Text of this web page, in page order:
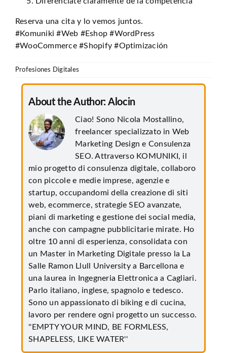
Reserva una cita y lo vemos juntos.
#Komuniki #Web #Eshop #WordPress
#WooCommerce #Shopify #Optimización
Profesiones Digitales
About the Author: Alocin
Ciao! Sono Nicola Mostallino,
freelancer specializzato in Web
Marketing Design e Consulenza
SEO. Attraverso KOMUNIKI, il
mio progetto di consulenza digitale, collaboro
con piccole e medie imprese, agenzie e
startup, occupandomi della creazione di siti
web, ecommerce, strategie SEO avanzate,
piani di marketing e gestione dei social media,
anche con campagne pubblicitarie mirate. Ho
oltre 10 anni di esperienza, consolidata con
un Master in Marketing Digitale presso la La
Salle Ramon Llull University a Barcellona e
una laurea in Ingegneria Elettronica a Cagliari.
Parlo italiano, inglese, spagnolo e tedesco.
Sono un appassionato di biking e di cucina,
lavoro per rendere ogni progetto un successo.
''EMPTY YOUR MIND, BE FORMLESS,
SHAPELESS, LIKE WATER''